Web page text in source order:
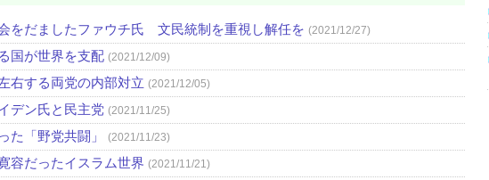
をだましたファウチ氏 文民統制を重視し解任を (2021/12/27)
国が世界を支配 (2021/12/09)
右する両党の内部対立 (2021/12/05)
デン氏と民主党 (2021/11/25)
た「野党共闘」 (2021/11/23)
容だったイスラム世界 (2021/11/21)